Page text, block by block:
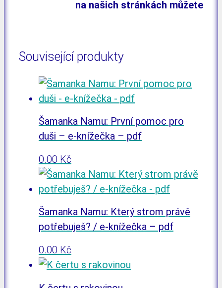
na našich stránkách můžete
Související produkty
Šamanka Namu: První pomoc pro
duši – e-knížečka – pdf
0.00 Kč
Šamanka Namu: Který strom právě
potřebuješ? / e-knížečka – pdf
0.00 Kč